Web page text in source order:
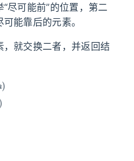
尽可能前”的位置，第二
能靠后的元素。
就交换二者，并返回结
)